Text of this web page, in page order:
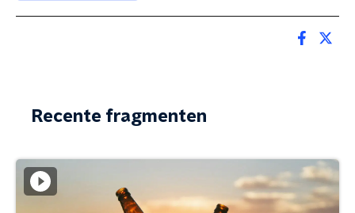
Recente fragmenten